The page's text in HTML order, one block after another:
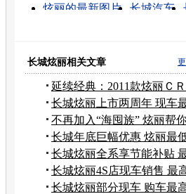
炫丽的最新图片 长城汽车
长城炫丽相关文章
延续经典：2011款炫丽Ｃ
亮相
长城炫丽上市两周年 现车
千元
不再加入“海囤族” 炫丽帮
长城年底巨幅优惠 炫丽最
元
长城炫丽全系享节能补贴
8000元
长城炫丽4S店现车销售 最
千元
长城炫丽部分现车 购车最